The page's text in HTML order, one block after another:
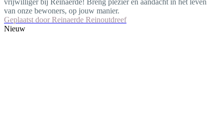
van onze bewoners, op jouw manier.
Geplaatst door Reinaerde Reinoutdreef
Nieuw